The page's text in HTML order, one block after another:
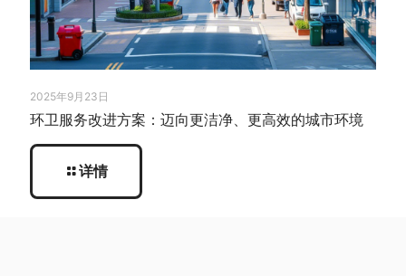
2025年9月23日
环卫服务改进方案：迈向更洁净、更高效的城市环境
详情